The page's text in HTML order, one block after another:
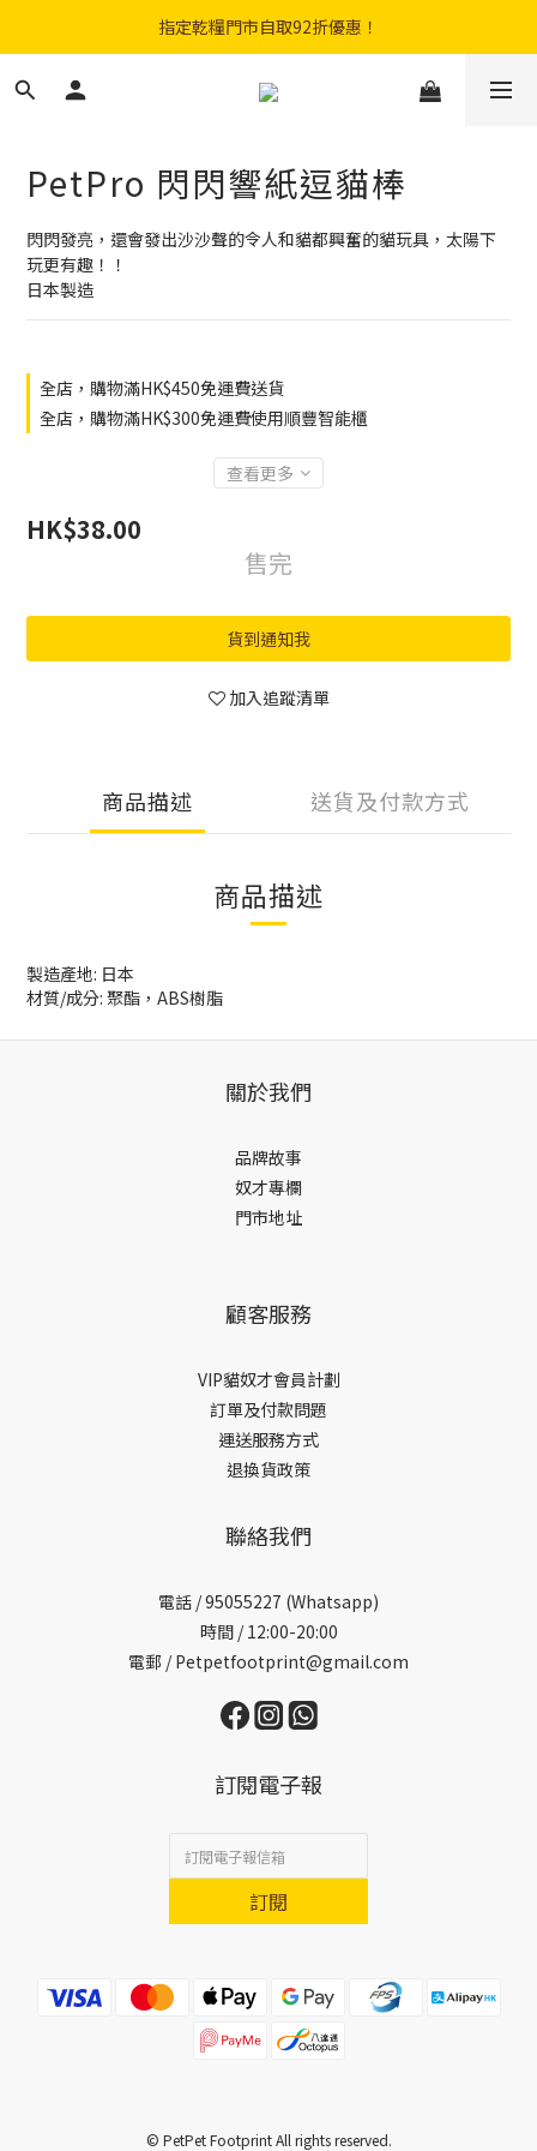
購物滿$300免費順豐智能櫃｜$450免費送貨上門
指定乾糧門市自取92折優惠！
登記成會員即享$20購物金
PetPro 閃閃響紙逗貓棒
閃閃發亮，還會發出沙沙聲的令人和貓都興奮的貓玩具，太陽下
玩更有趣！！
日本製造
全店，購物滿HK$450免運費送貨
全店，購物滿HK$300免運費使用順豐智能櫃
查看更多
HK$38.00
售完
貨到通知我
加入追蹤清單
商品描述 送貨及付款方式
商品描述
製造產地: 日本
材質/成分: 聚酯，ABS樹脂
關於我們
品牌故事
奴才專欄
門市地址
顧客服務
VIP貓奴才會員計劃
訂單及付款問題
運送服務方式
退換貨政策
聯絡我們
電話 /95055227 (Whatsapp)
時間 / 12:00-20:00
電郵 / Petpetfootprint@gmail.com
訂閱電子報
訂閱
© PetPet Footprint All rights reserved.